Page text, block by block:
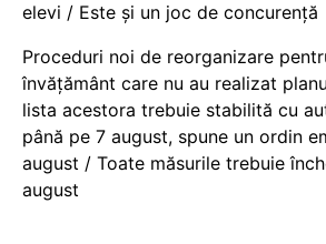
elevi / Este și un joc de concurență
Proceduri noi de reorganizare
învățământ care nu au realizat
lista acestora trebuie stabilită cu
până pe 7 august, spune un ordin
august / Toate măsurile trebuie
august